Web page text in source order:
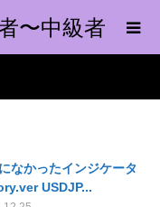
〜中級者
なかったインジケータ
USDJP...